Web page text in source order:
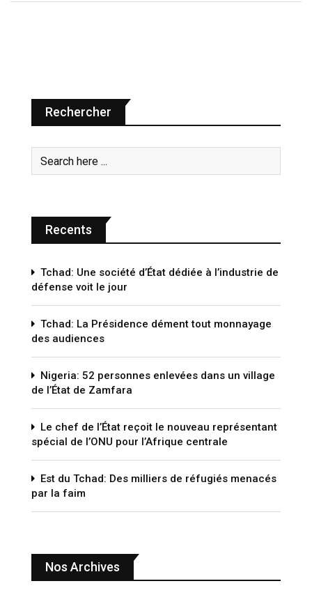
Rechercher
Recents
Tchad: Une société d’État dédiée à l’industrie de
défense voit le jour
Tchad: La Présidence dément tout monnayage
des audiences
Nigeria: 52 personnes enlevées dans un village
de l’État de Zamfara
Le chef de l’État reçoit le nouveau représentant
spécial de l’ONU pour l’Afrique centrale
Est du Tchad: Des milliers de réfugiés menacés
par la faim
Nos Archives